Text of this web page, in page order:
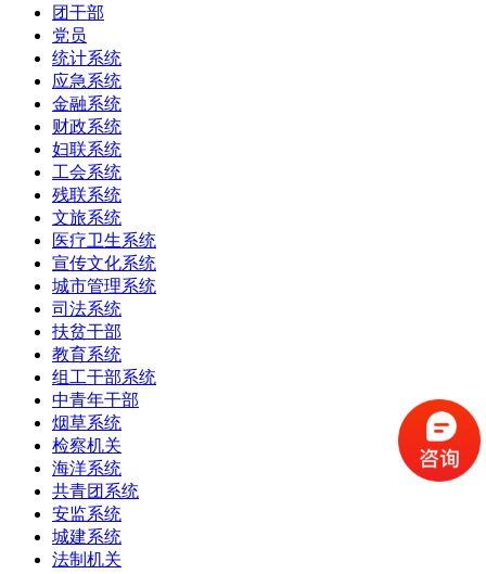
团干部
党员
统计系统
应急系统
金融系统
财政系统
妇联系统
工会系统
残联系统
文旅系统
医疗卫生系统
宣传文化系统
城市管理系统
司法系统
扶贫干部
教育系统
组工干部系统
中青年干部
烟草系统
检察机关
海洋系统
共青团系统
安监系统
城建系统
法制机关